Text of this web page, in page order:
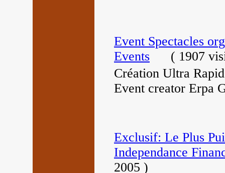
Event Spectacles
Events ( 1907
Création Ultra
Event creator Erpa
Exclusif: Le Plus
Independance
2005 )